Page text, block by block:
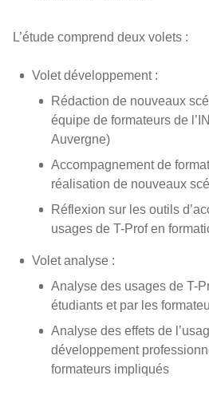
L’étude comprend deux volets :
Volet développement :
Rédaction de nouveaux
équipe de formateurs de
Auvergne)
Accompagnement de
réalisation de nouveaux
Réflexion sur les outils
usages de T-Prof en
Volet analyse :
Analyse des usages de T-
étudiants et par les
Analyse des effets de
développement
formateurs impliqués